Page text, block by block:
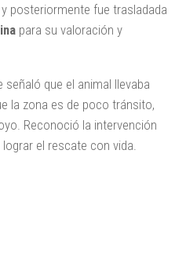
posteriormente fue trasladada
para su valoración y
que el animal llevaba
la zona es de poco tránsito,
Reconoció la intervención
el rescate con vida.